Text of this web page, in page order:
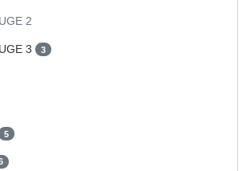
2
3 3
5